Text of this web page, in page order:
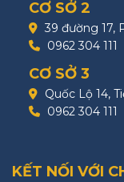
CƠ SỞ 2
39 đường 17,
0962 304 111
CƠ SỞ 3
Quốc Lộ 14,
0962 304 111
KẾT NỐI VỚI